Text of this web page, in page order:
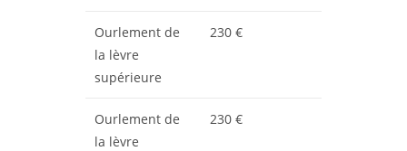
Ourlement de
la lèvre
supérieure
230 €
Ourlement de
la lèvre
230 €